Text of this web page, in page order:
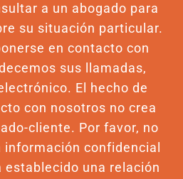
a un abogado para
su situación particular.
en contacto con
sus llamadas,
El hecho de
con nosotros no crea
cliente. Por favor, no
información confidencial
establecido una relación